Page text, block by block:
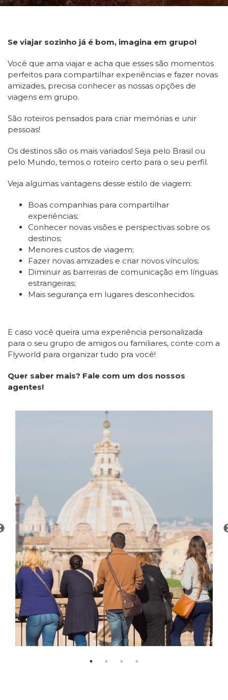
Se viajar sozinho já é bom, imagina em grupo!
Você que ama viajar e acha que esses são momentos
perfeitos para compartilhar experiências e fazer novas
amizades, precisa conhecer as nossas opções de
viagens em grupo.
São roteiros pensados para criar memórias e unir
pessoas!
Os destinos são os mais variados! Seja pelo Brasil ou
pelo Mundo, temos o roteiro certo para o seu perfil.
Veja algumas vantagens desse estilo de viagem:
Boas companhias para compartilhar
experiências;
Conhecer novas visões e perspectivas sobre os
destinos;
Menores custos de viagem;
Fazer novas amizades e criar novos vínculos;
Diminuir as barreiras de comunicação em línguas
estrangeiras;
Mais segurança em lugares desconhecidos.
E caso você queira uma experiência personalizada
para o seu grupo de amigos ou familiares, conte com a
Flyworld para organizar tudo pra você!
Quer saber mais? Fale com um dos nossos
agentes!